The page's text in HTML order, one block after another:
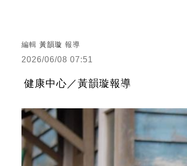
編輯 黃韻璇 報導
2026/06/08 07:51
健康中心／黃韻璇報導